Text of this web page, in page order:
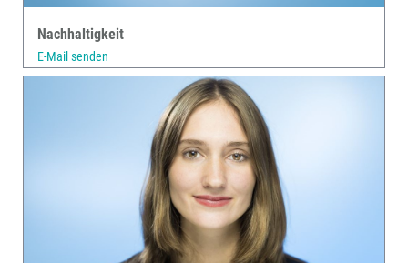
Nachhaltigkeit
E-Mail senden